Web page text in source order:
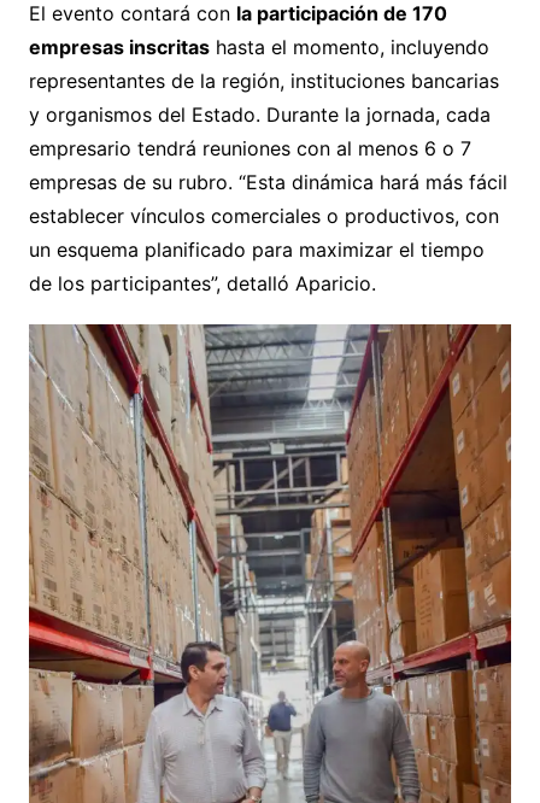
El evento contará con la participación de 170
empresas inscritashasta el momento, incluyendo
representantes de la región, instituciones bancarias
y organismos del Estado. Durante la jornada, cada
empresario tendrá reuniones con al menos 6 o 7
empresas de su rubro. “Esta dinámica hará más fácil
establecer vínculos comerciales o productivos, con
un esquema planificado para maximizar el tiempo
de los participantes”, detalló Aparicio.